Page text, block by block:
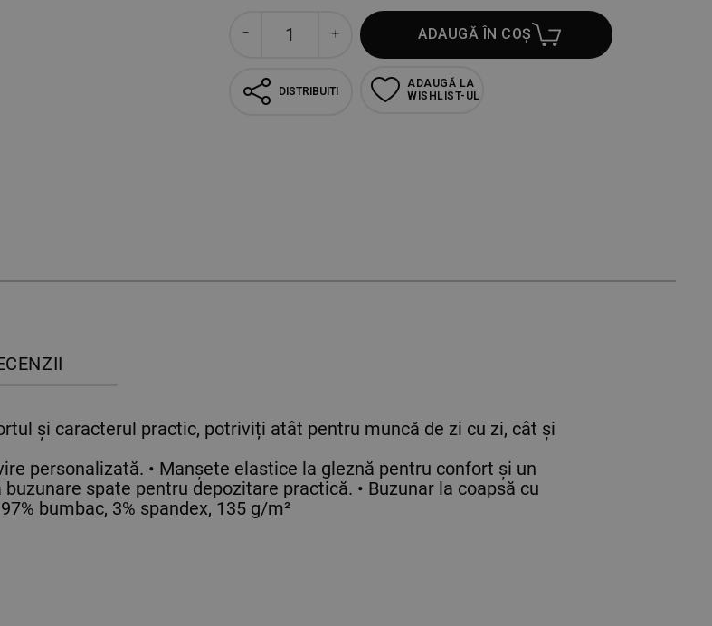
ADAUGĂ ÎN COȘ
DISTRIBUITI
ADAUGĂ LA
WISHLIST-UL
și caracterul practic, potriviți atât pentru muncă de zi cu zi, cât și
personalizată. • Manșete elastice la gleznă pentru confort și un
spate pentru depozitare practică. • Buzunar la coapsă cu
bumbac, 3% spandex, 135 g/m²